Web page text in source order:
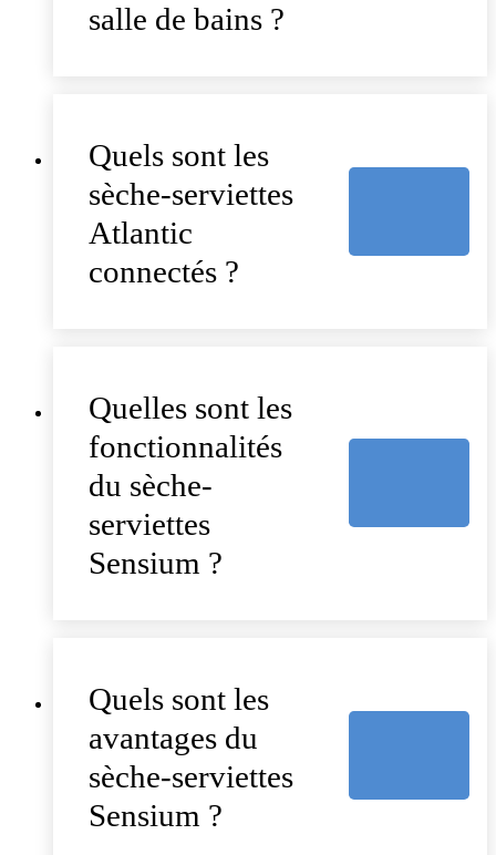
salle de bains ?
Quels sont les
sèche-serviettes
Atlantic
connectés ?
Quelles sont les
fonctionnalités
du sèche-
serviettes
Sensium ?
Quels sont les
avantages du
sèche-serviettes
Sensium ?